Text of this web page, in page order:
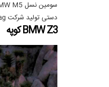
دستی تولید شرکت Getrag از دیگر موارد قابل توجه در این خودرو است.
BMW Z3 کوپه